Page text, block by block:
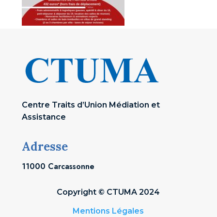
Centre Traits d’Union Médiation et
Assistance
Adresse
11000 Carcassonne
Copyright © CTUMA 2024
Mentions Légales